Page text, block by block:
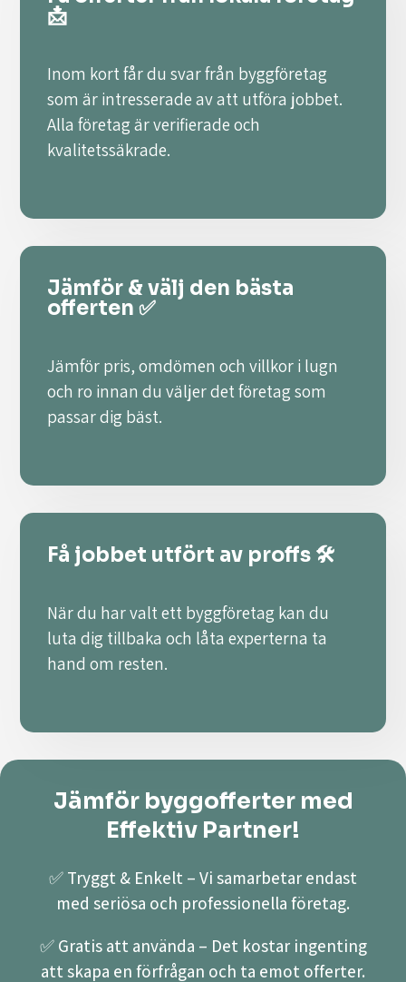
📩
Inom kort får du svar från byggföretag
som är intresserade av att utföra jobbet.
Alla företag är verifierade och
kvalitetssäkrade.
Jämför & välj den bästa
offerten ✅
Jämför pris, omdömen och villkor i lugn
och ro innan du väljer det företag som
passar dig bäst.
Få jobbet utfört av proffs 🛠️
När du har valt ett byggföretag kan du
luta dig tillbaka och låta experterna ta
hand om resten.
Jämför byggofferter med
Effektiv Partner!
✅ Tryggt & Enkelt – Vi samarbetar endast
med seriösa och professionella företag.
✅ Gratis att använda – Det kostar ingenting
att skapa en förfrågan och ta emot offerter.